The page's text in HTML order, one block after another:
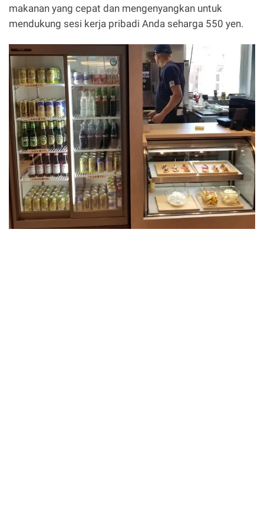
makanan yang cepat dan mengenyangkan untuk
mendukung sesi kerja pribadi Anda seharga 550 yen.